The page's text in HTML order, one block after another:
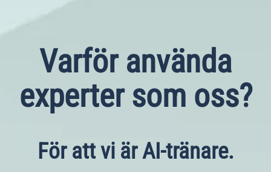
Varför använda
experter som oss?
För att vi är AI-tränare.